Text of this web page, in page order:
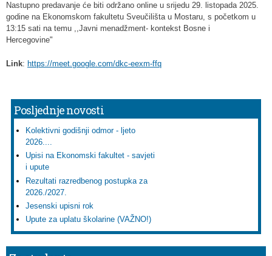
Nastupno predavanje će biti održano online u srijedu 29. listopada 2025.
godine na Ekonomskom fakultetu Sveučilišta u Mostaru, s početkom u
13:15 sati na temu ,,Javni menadžment- kontekst Bosne i
Hercegovine"
Link: https://meet.google.com/dkc-eexm-ffq
Posljednje novosti
Kolektivni godišnji odmor - ljeto
2026....
Upisi na Ekonomski fakultet - savjeti
i upute
Rezultati razredbenog postupka za
2026./2027.
Jesenski upisni rok
Upute za uplatu školarine (VAŽNO!)